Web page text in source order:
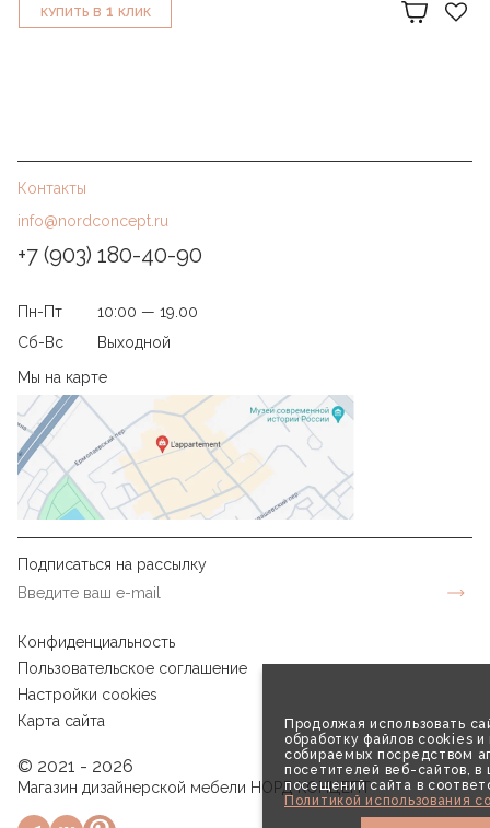
Продолжая использовать
обработку файлов cookies и
собираемых посредством
посетителей веб-сайтов, в
посещений сайта в
Политикой использования
КУПИТЬ В 1 КЛИК
Контакты
info@nordconcept.ru
+7 (903) 180-40-90
Пн-Пт
10:00 — 19.00
Сб-Вс
Выходной
Мы на карте
Подписаться на рассылку
Конфиденциальность
Пользовательское соглашение
Настройки cookies
Карта сайта
© 2021 - 2026
Магазин дизайнерской мебели НОРД КОНЦЕПТ